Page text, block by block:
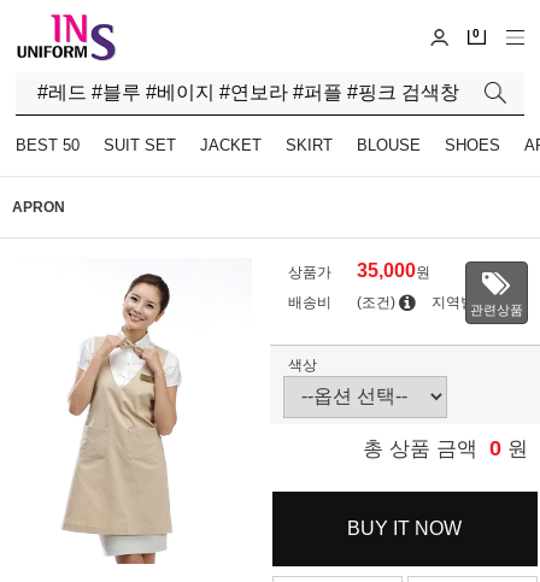
0
BEST 50 SUIT SET JACKET SKIRT BLOUSE SHOES
APRON
상품가 35,000원
배송비
(조건) 지역별관련상품
색상
총 상품 금액 0 원
BUY IT NOW